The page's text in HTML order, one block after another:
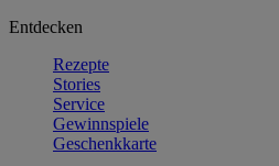
Entdecken
Rezepte
Stories
Service
Gewinnspiele
Geschenkkarte